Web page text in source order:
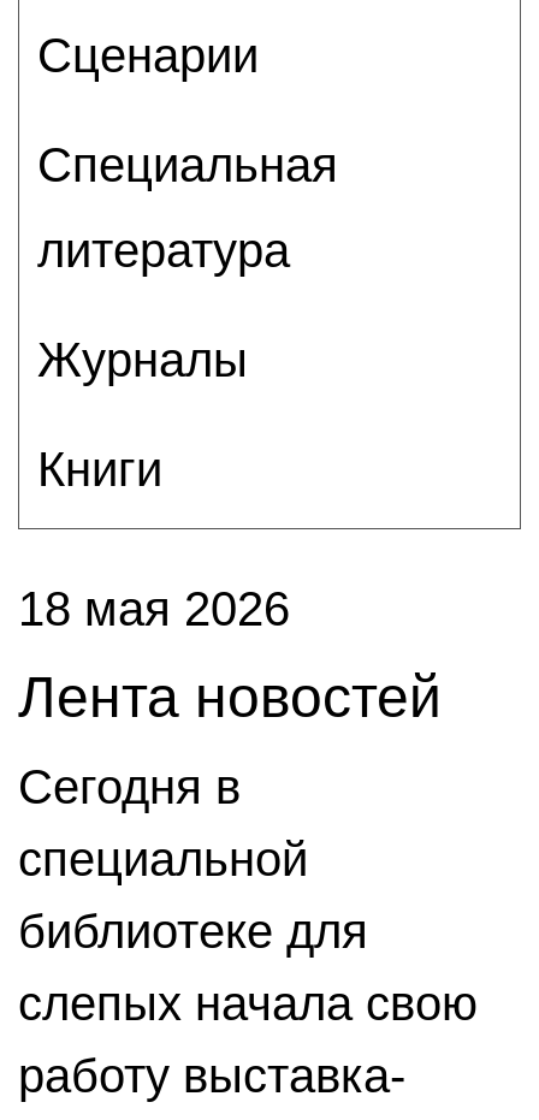
Сценарии
Специальная
литература
Журналы
Книги
18 мая 2026
Лента новостей
Сегодня в
специальной
библиотеке для
слепых начала свою
работу выставка-